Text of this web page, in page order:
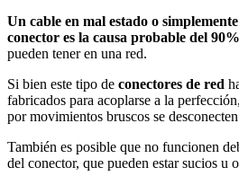
Un cable en mal estado o
conector es la causa probable del
pueden tener en una red.
Si bien este tipo de conectores de red
fabricados para acoplarse a la
por movimientos bruscos se
También es posible que no funcionen
del conector, que pueden estar sucios u